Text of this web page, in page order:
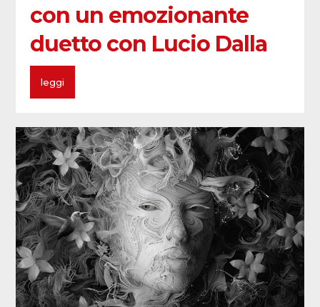
con un emozionante
duetto con Lucio Dalla
leggi